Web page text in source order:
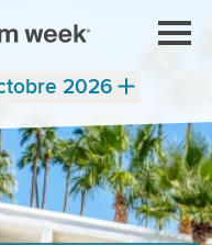
2026